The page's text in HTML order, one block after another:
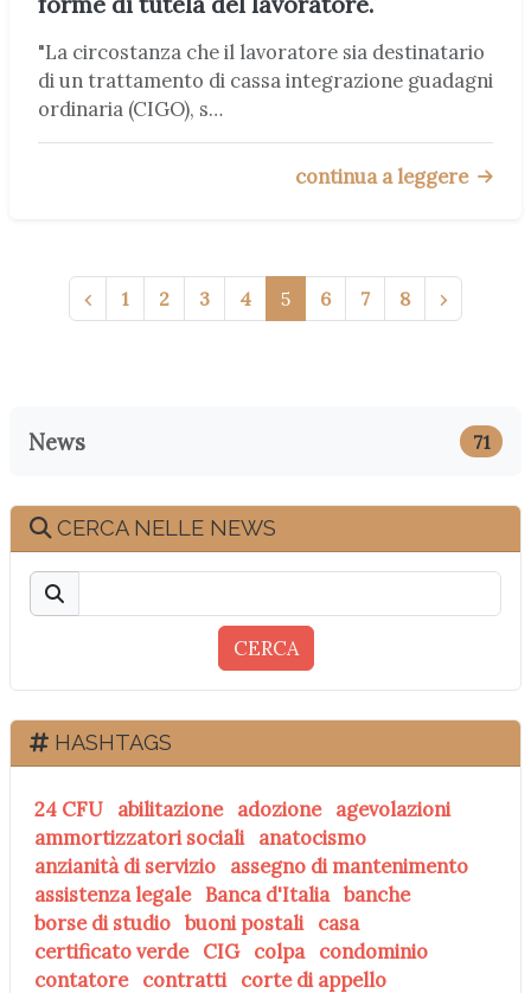
"La circostanza che il lavoratore sia destinatario
di un trattamento di cassa integrazione guadagni
ordinaria (CIGO), s…
continua a leggere
‹ 1 2 3 4 5 6 7 8 ›
News 71
CERCA NELLE NEWS
CERCA
HASHTAGS
24 CFU abilitazione adozione agevolazioni
ammortizzatori sociali anatocismo
anzianità di servizio assegno di mantenimento
assistenza legale Banca d'Italia banche
borse di studio buoni postali casa
certificato verde CIG colpa condominio
contatore contratti corte di appello